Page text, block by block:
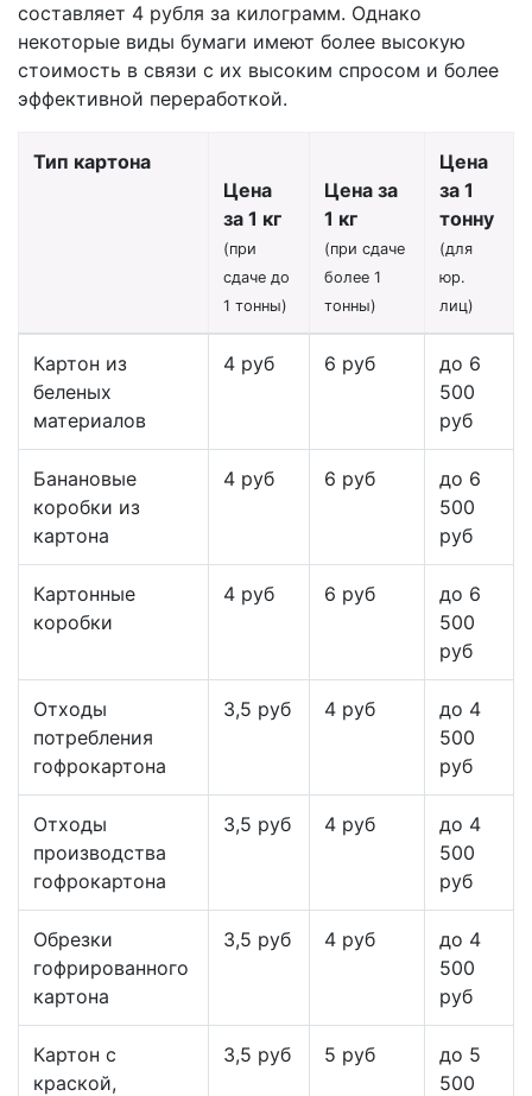
составляет 4 рубля за килограмм. Однако
некоторые виды бумаги имеют более высокую
стоимость в связи с их высоким спросом и более
эффективной переработкой.
Тип картона
Цена
за 1 кг
(при
сдаче до
1 тонны)
Цена за
1 кг
(при сдаче
более 1
тонны)
Цена
за 1
тонну
(для
юр.
лиц)
Картон из
беленых
материалов
4 руб 6 руб
до 6
500
руб
Банановые
коробки из
картона
4 руб 6 руб
до 6
500
руб
Картонные
коробки
4 руб 6 руб
до 6
500
руб
Отходы
потребления
гофрокартона
3,5 руб 4 руб
до 4
500
руб
Отходы
производства
гофрокартона
3,5 руб 4 руб
до 4
500
руб
Обрезки
гофрированного
картона
3,5 руб 4 руб
до 4
500
руб
Картон с
краской,
3,5 руб 5 руб
до 5
500